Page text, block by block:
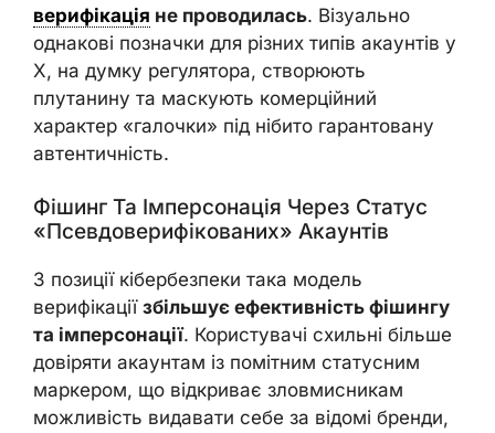
верифікація не проводилась. Візуально
однакові позначки для різних типів акаунтів у
X, на думку регулятора, створюють
плутанину та маскують комерційний
характер «галочки» під нібито гарантовану
автентичність.
Фішинг Та Імперсонація Через Статус
«псевдоверифікованих» Акаунтів
З позиції кібербезпеки така модель
верифікації збільшує ефективність фішингу
та імперсонації. Користувачі схильні більше
довіряти акаунтам із помітним статусним
маркером, що відкриває зловмисникам
можливість видавати себе за відомі бренди,